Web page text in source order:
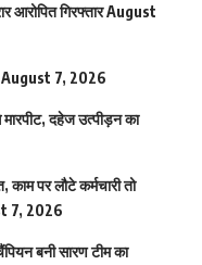
आरोपित गिरफ्तारAugust
August 7, 2026
मारपीट, दहेज उत्पीड़न का
काम पर लौटे कर्मचारी तो
7, 2026
बनी सारण टीम का